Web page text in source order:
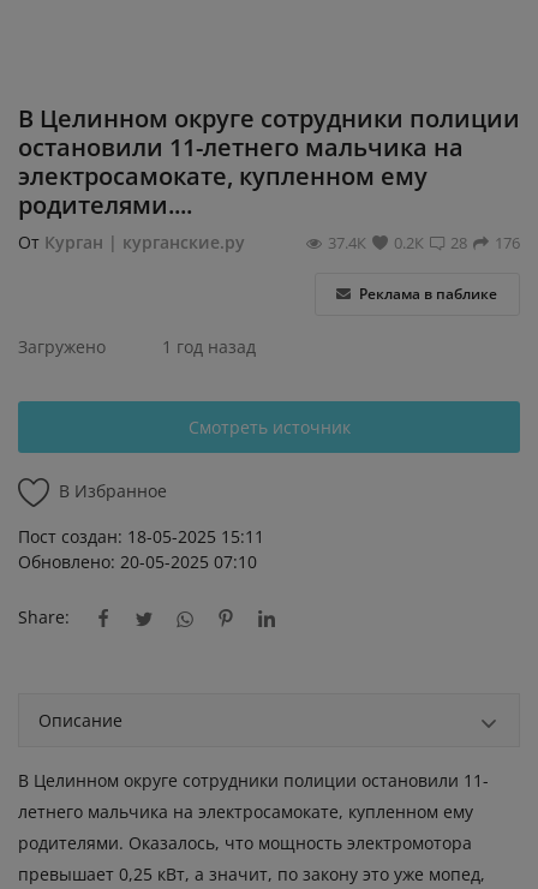
В Целинном округе сотрудники полиции
остановили 11-летнего мальчика на
электросамокате, купленном ему
родителями....
От Курган | курганские.ру 176
28
0.2К
37.4К
Реклама в паблике
Загружено 1 год назад
Смотреть источник
В Избранное
Пост создан: 18-05-2025 15:11
Обновлено: 20-05-2025 07:10
Share:
Описание
В Целинном округе сотрудники полиции остановили 11-
летнего мальчика на электросамокате, купленном ему
родителями. Оказалось, что мощность электромотора
превышает 0,25 кВт, а значит, по закону это уже мопед,